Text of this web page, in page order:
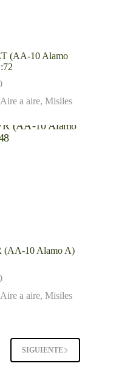
(AA-10 Alamo
Aire a aire,Misiles
(AA-10 Alamo A)
Aire a aire,Misiles
SIGUIENTE